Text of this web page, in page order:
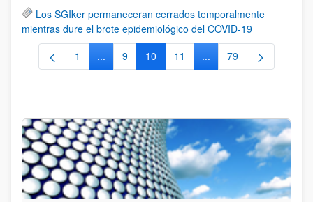
Los SGIker permaneceran cerrados temporalmente
mientras dure el brote epidemiológico del COVID-19
Página
1 ...Páginas intermedias Use TAB para
Página
9 Página
10 Página
11 ...Páginas intermedias
Página
79